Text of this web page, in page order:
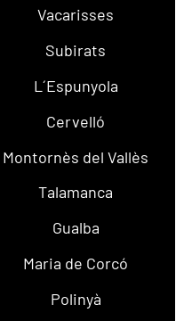
Vacarisses
Subirats
L´Espunyola
Cervelló
Montornès del Vallès
Talamanca
Gualba
Maria de Corcó
Polinyà